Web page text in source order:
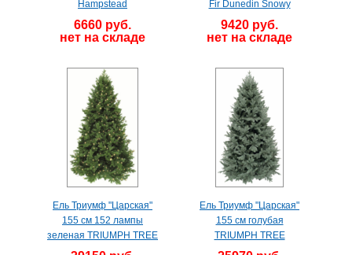
Hampstead
6660 руб.
нет на складе
Fir Dunedin Snowy
9420 руб.
нет на складе
Ель Триумф "Царская"
155 см 152 лампы
зеленая TRIUMPH TREE
Ель Триумф "Царская"
155 см голубая
TRIUMPH TREE